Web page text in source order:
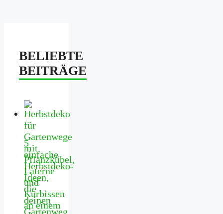
BELIEBTE
BEITRÄGE
5
einfache
Herbstdeko-
Ideen,
die
deinen
Gartenweg